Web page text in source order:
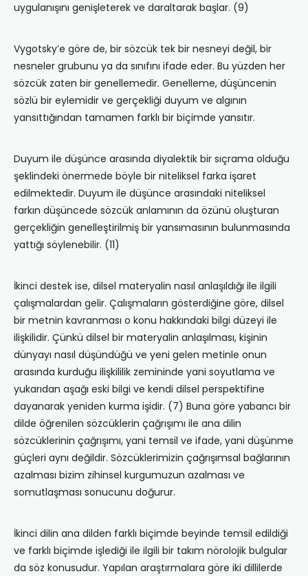
uygulanışını genişleterek ve daraltarak başlar. (9)
Vygotsky’e göre de, bir sözcük tek bir nesneyi değil, bir
nesneler grubunu ya da sınıfını ifade eder. Bu yüzden her
sözcük zaten bir genellemedir. Genelleme, düşüncenin
sözlü bir eylemidir ve gerçekliği duyum ve algının
yansıttığından tamamen farklı bir biçimde yansıtır.
Duyum ile düşünce arasında diyalektik bir sıçrama olduğu
şeklindeki önermede böyle bir niteliksel farka işaret
edilmektedir. Duyum ile düşünce arasındaki niteliksel
farkın düşüncede sözcük anlamının da özünü oluşturan
gerçekliğin genelleştirilmiş bir yansımasının bulunmasında
yattığı söylenebilir. (11)
İkinci destek ise, dilsel materyalin nasıl anlaşıldığı ile ilgili
çalışmalardan gelir. Çalışmaların gösterdiğine göre, dilsel
bir metnin kavranması o konu hakkındaki bilgi düzeyi ile
ilişkilidir. Çünkü dilsel bir materyalin anlaşılması, kişinin
dünyayı nasıl düşündüğü ve yeni gelen metinle onun
arasında kurduğu ilişkililik zemininde yani soyutlama ve
yukarıdan aşağı eski bilgi ve kendi dilsel perspektifine
dayanarak yeniden kurma işidir. (7) Buna göre yabancı bir
dilde öğrenilen sözcüklerin çağrışımı ile ana dilin
sözcüklerinin çağrışımı, yani temsil ve ifade, yani düşünme
güçleri aynı değildir. Sözcüklerimizin çağrışımsal bağlarının
azalması bizim zihinsel kurgumuzun azalması ve
somutlaşması sonucunu doğurur.
İkinci dilin ana dilden farklı biçimde beyinde temsil edildiği
ve farklı biçimde işlediği ile ilgili bir takım nörolojik bulgular
da söz konusudur. Yapılan araştırmalara göre iki dillilerde